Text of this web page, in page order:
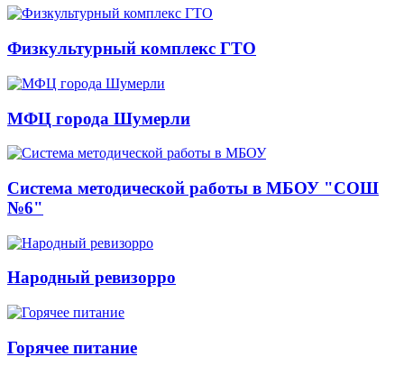
Физкультурный комплекс ГТО
МФЦ города Шумерли
Система методической работы в МБОУ "СОШ
№6"
Народный ревизорро
Горячее питание